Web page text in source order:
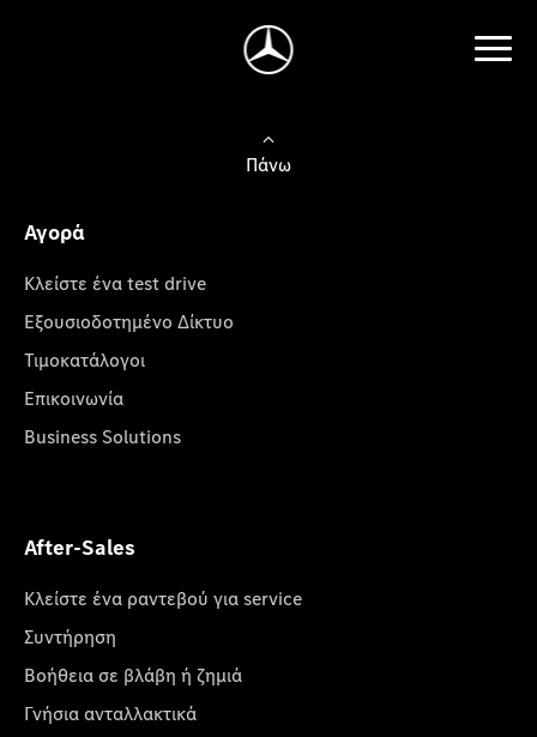
Πάνω
Αγορά
Κλείστε ένα test drive
Εξουσιοδοτημένο Δίκτυο
Τιμοκατάλογοι
Επικοινωνία
Business Solutions
After-Sales
Κλείστε ένα ραντεβού για service
Συντήρηση
Βοήθεια σε βλάβη ή ζημιά
Γνήσια ανταλλακτικά